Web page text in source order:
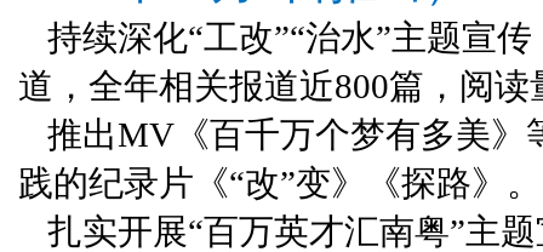
持续深化“工改”“治水”主题宣
道，全年相关报道近800篇，阅读
推出MV《百千万个梦有多美》
践的纪录片《“改”变》《探路》。
扎实开展“百万英才汇南粤”主